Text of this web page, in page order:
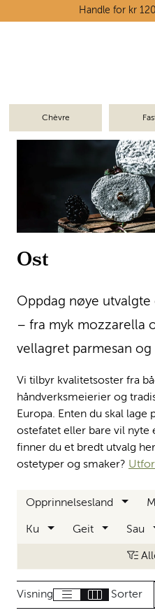
Skip to main contentHandle for kr
Chèvre
Ost
Oppdag nøye
– fra myk mozzarella
vellagret parmesan
Vi tilbyr kvalitetsoster fra
håndverksmeierier og
Europa. Enten du skal lage
ostefatet eller bare vil nyte
finner du et bredt utvalg
ostetyper og smaker?
Opprinnelsesland
Ku Geit Sau
Visning Sorter
Tørrvarehylla
Oppskrifter
Kunnskapshjørnet